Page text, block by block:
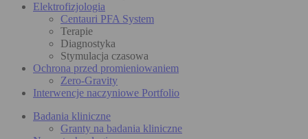
Elektrofizjologia
Centauri PFA System
Terapie
Diagnostyka
Stymulacja czasowa
Ochrona przed promieniowaniem
Zero-Gravity
Interwencje naczyniowe Portfolio
Badania kliniczne
Granty na badania kliniczne